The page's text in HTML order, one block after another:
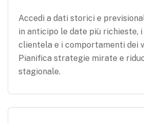
Accedi a dati storici e
in anticipo le date più richieste,
clientela e i comportamenti dei
Pianifica strategie mirate e
stagionale.